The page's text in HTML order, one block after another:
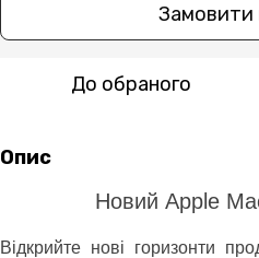
Замовити
До обраного
Опис
Новий Apple
Відкрийте нові горизонти